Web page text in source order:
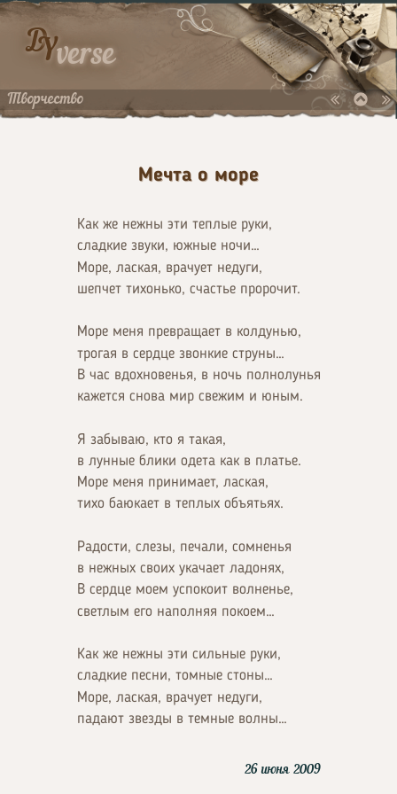
DYverse
Творчество
Мечта о море
Как же нежны эти теплые руки,
сладкие звуки, южные ночи…
Море, лаская, врачует недуги,
шепчет тихонько, счастье пророчит.
Море меня превращает в колдунью,
трогая в сердце звонкие струны…
В час вдохновенья, в ночь полнолунья
кажется снова мир свежим и юным.
Я забываю, кто я такая,
в лунные блики одета как в платье.
Море меня принимает, лаская,
тихо баюкает в теплых объятьях.
Радости, слезы, печали, сомненья
в нежных своих укачает ладонях,
В сердце моем успокоит волненье,
светлым его наполняя покоем…
Как же нежны эти сильные руки,
сладкие песни, томные стоны…
Море, лаская, врачует недуги,
падают звезды в темные волны…
26 июня 2009